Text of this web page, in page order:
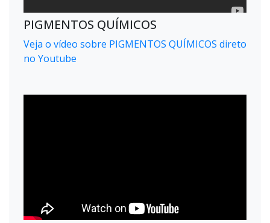
PIGMENTOS QUÍMICOS
Veja o vídeo sobre PIGMENTOS QUÍMICOS direto
no Youtube